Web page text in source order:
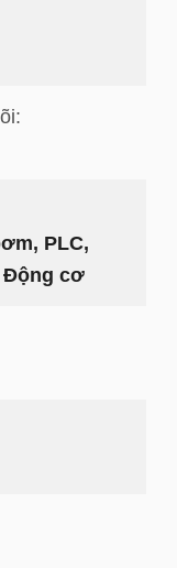
PLC,
Động cơ